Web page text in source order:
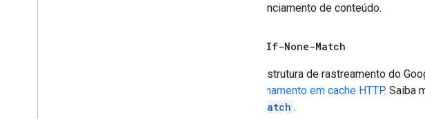
de gerenciamento de conteúdo.
If-None-Match
A infraestrutura de rastreamento do
armazenamento em cache HTTP. Saiba
None-Match .